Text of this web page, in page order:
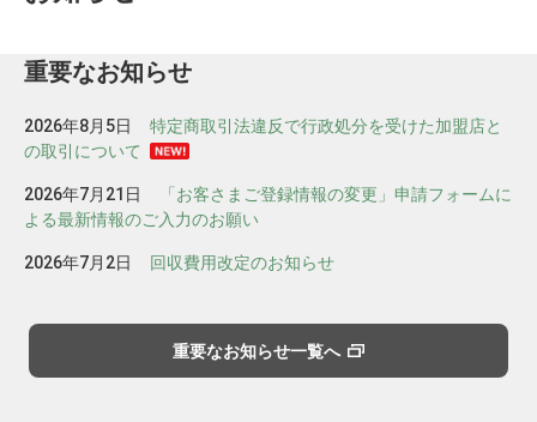
重要なお知らせ
2026年8月5日
特定商取引法違反で行政処分を受けた加盟店と
の取引について
2026年7月21日
「お客さまご登録情報の変更」申請フォームに
よる最新情報のご入力のお願い
2026年7月2日 回収費用改定のお知らせ
重要なお知らせ一覧へ